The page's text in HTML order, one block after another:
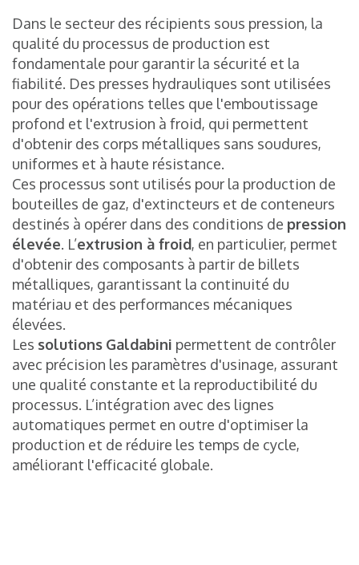
Dans le secteur des récipients sous pression, la
qualité du processus de production est
fondamentale pour garantir la sécurité et la
fiabilité. Des presses hydrauliques sont utilisées
pour des opérations telles que l'emboutissage
profond et l'extrusion à froid, qui permettent
d'obtenir des corps métalliques sans soudures,
uniformes et à haute résistance.
Ces processus sont utilisés pour la production de
bouteilles de gaz, d'extincteurs et de conteneurs
destinés à opérer dans des conditions de pression
élevée. L’extrusion à froid, en particulier, permet
d'obtenir des composants à partir de billets
métalliques, garantissant la continuité du
matériau et des performances mécaniques
élevées.
Les solutions Galdabini permettent de contrôler
avec précision les paramètres d'usinage, assurant
une qualité constante et la reproductibilité du
processus. L’intégration avec des lignes
automatiques permet en outre d'optimiser la
production et de réduire les temps de cycle,
améliorant l'efficacité globale.